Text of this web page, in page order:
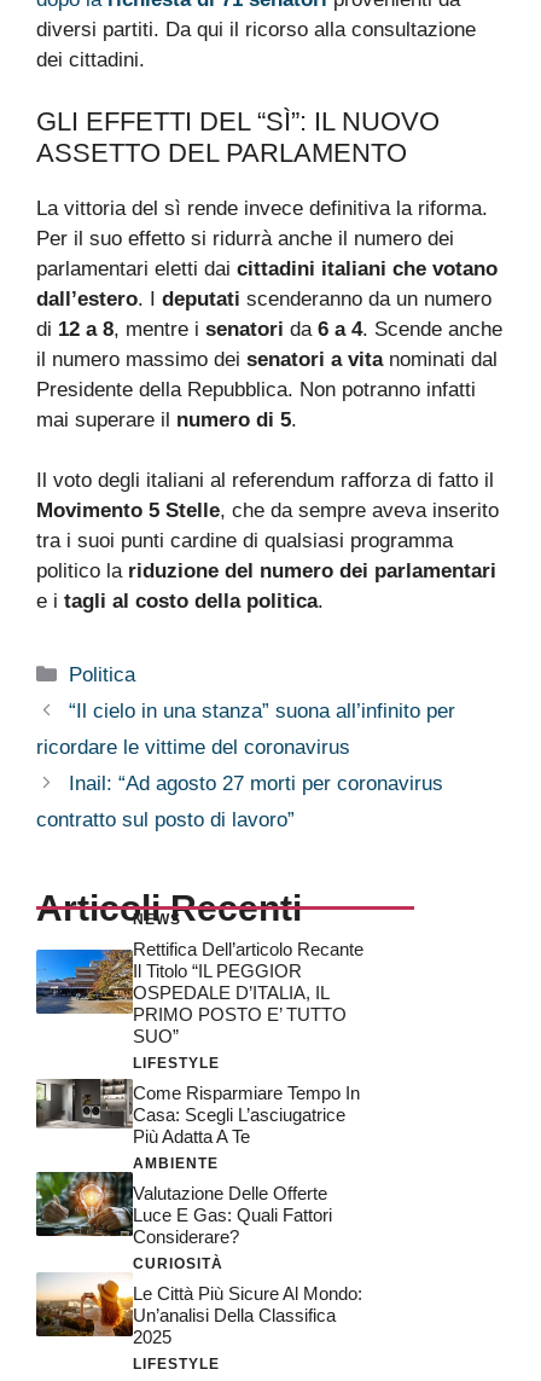
diversi partiti. Da qui il ricorso alla consultazione
dei cittadini.
GLI EFFETTI DEL “SÌ”: IL NUOVO
ASSETTO DEL PARLAMENTO
La vittoria del sì rende invece definitiva la riforma.
Per il suo effetto si ridurrà anche il numero dei
parlamentari eletti dai cittadini italiani che votano
dall’estero. I deputati scenderanno da un numero
di 12 a 8, mentre i senatori da 6 a 4. Scende anche
il numero massimo dei senatori a vitanominati dal
Presidente della Repubblica. Non potranno infatti
mai superare il numero di 5.
Il voto degli italiani al referendum rafforza di fatto il
Movimento 5 Stelle, che da sempre aveva inserito
tra i suoi punti cardine di qualsiasi programma
politico lariduzione del numero dei parlamentari
e i tagli al costo della politica.
Categorie
Politica
“Il cielo in una stanza” suona all’infinito per
ricordare le vittime del coronavirus
Inail: “Ad agosto 27 morti per coronavirus
contratto sul posto di lavoro”
Articoli Recenti
NEWS
Rettifica Dell’articolo Recante
Il Titolo “IL PEGGIOR
OSPEDALE D’ITALIA, IL
PRIMO POSTO E’ TUTTO
SUO”
LIFESTYLE
Come Risparmiare Tempo In
Casa: Scegli L’asciugatrice
Più Adatta A Te
AMBIENTE
Valutazione Delle Offerte
Luce E Gas: Quali Fattori
Considerare?
CURIOSITÀ
Le Città Più Sicure Al Mondo:
Un’analisi Della Classifica
2025
LIFESTYLE